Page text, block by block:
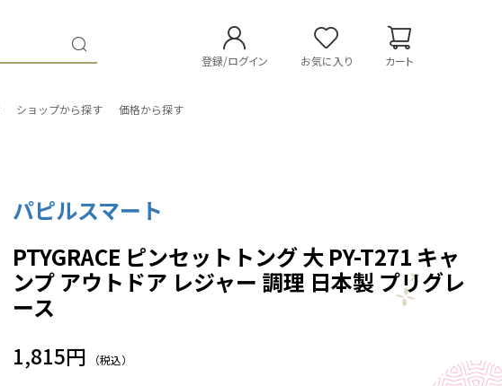
登録/ログイン お気に入り カート
ショップから探す 価格から探す
パピルスマート
PTYGRACE ピンセットトング 大 PY-T271 キャ
ンプ アウトドア レジャー 調理 日本製 プリグレ
ース
1,815円 （税込）